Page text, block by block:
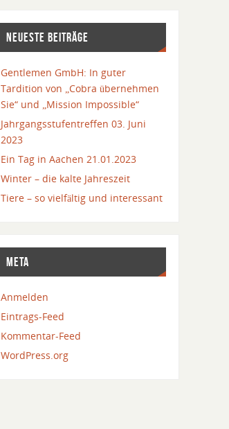
NEUESTE BEITRÄGE
Gentlemen GmbH: In guter
Tardition von „Cobra übernehmen
Sie“ und „Mission Impossible“
Jahrgangsstufentreffen 03. Juni
2023
Ein Tag in Aachen 21.01.2023
Winter – die kalte Jahreszeit
Tiere – so vielfältig und interessant
META
Anmelden
Eintrags-Feed
Kommentar-Feed
WordPress.org